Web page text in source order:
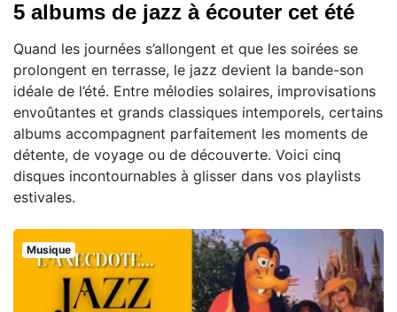
5 albums de jazz à écouter cet été
Quand les journées s’allongent et que les soirées se
prolongent en terrasse, le jazz devient la bande-son
idéale de l’été. Entre mélodies solaires, improvisations
envoûtantes et grands classiques intemporels, certains
albums accompagnent parfaitement les moments de
détente, de voyage ou de découverte. Voici cinq
disques incontournables à glisser dans vos playlists
estivales.
Musique